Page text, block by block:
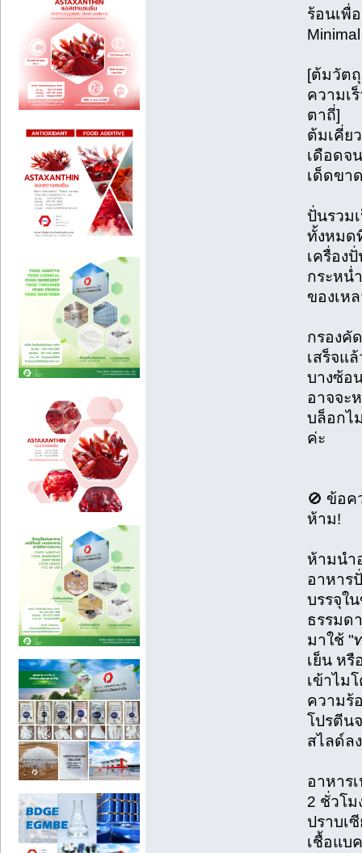
ร้อนเพื่
[ต้มวัต
ความเ
ตาถี่]
ต้มเคี่ย
เดือดจ
เด็ดขา
ปั่นรวม
ทั้งหมด
เครื่อง
กระหน่
ของเห
กรองคั
เสร็จแ
บางซ้อ
อาจจะ
บล็อกไ
ค่ะ
🚫 ข้อค
ห้าม!
ห้ามนำ
อาหาร
บรรจุใ
ธรรมด
มาใช้ "
เย็น ห
เข้าไม
ความร้
โปรตีน
สไลด์ล
อาหาร
2 ชั่วโ
ปราบเ
เชื้อแบ